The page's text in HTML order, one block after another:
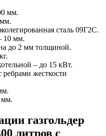
мм.
сталь 09Г2С.
10 мм.
до 2 мм толщиной.
– до 15 кВт.
ребрами жесткости
мм.
газгольдер
литров с